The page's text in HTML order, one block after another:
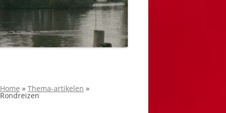
Home » Thema-artikelen »
Rondreizen